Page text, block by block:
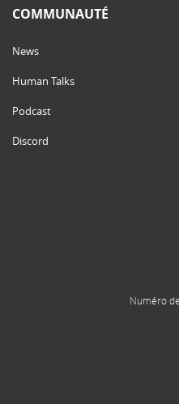
COMMUNAUTÉ
News
Human Talks
Podcast
Discord
Numéro